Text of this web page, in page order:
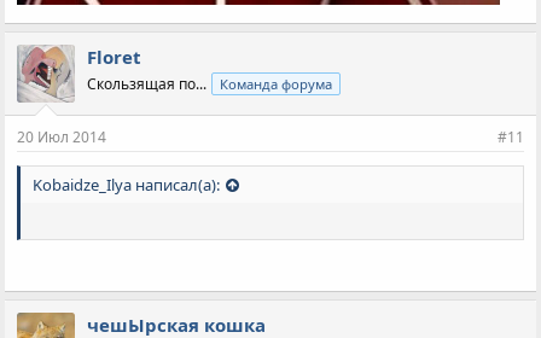
Floret
Скользящая по... Команда форума
20 Июл 2014 #11
Kobaidze_Ilya написал(а):
чешЫрская кошка